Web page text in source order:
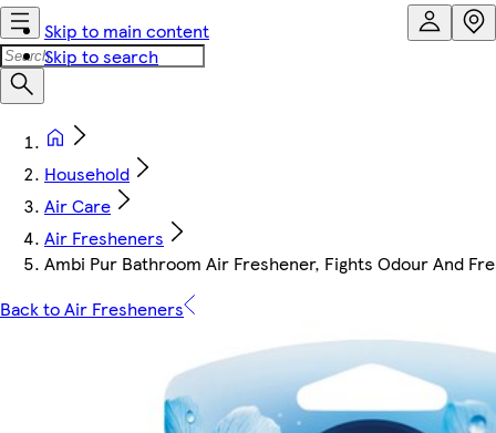
Skip to main content
Skip to search
Household
Air Care
Air Fresheners
Ambi Pur Bathroom Air Freshener, Fights Odour And
Back to Air Fresheners